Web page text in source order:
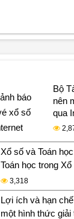
Bộ
nên
qua
Xổ số và Toán
Toán học trong Xổ
3,318
Lợi ích và hạn
một hình thức giải